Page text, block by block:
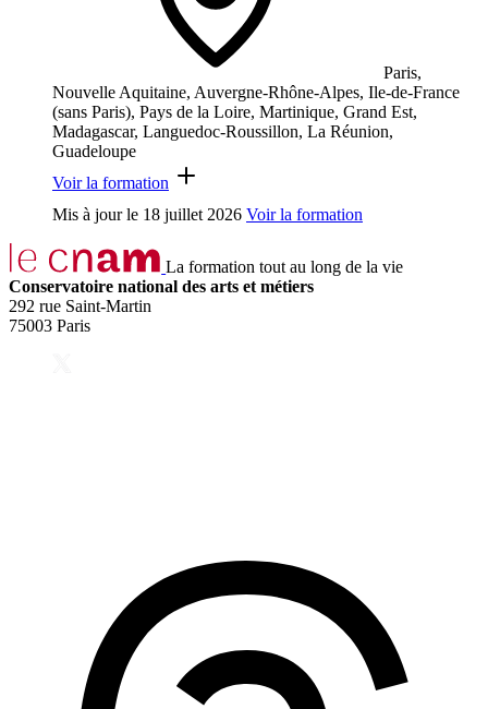
Paris,
Nouvelle Aquitaine, Auvergne-Rhône-Alpes, Ile-de-France
(sans Paris), Pays de la Loire, Martinique, Grand Est,
Madagascar, Languedoc-Roussillon, La Réunion,
Guadeloupe
Voir la formation
Mis à jour le 18 juillet 2026 Voir la formation
La formation tout au long de la vie
Conservatoire national des arts et métiers
292 rue Saint-Martin
75003 Paris